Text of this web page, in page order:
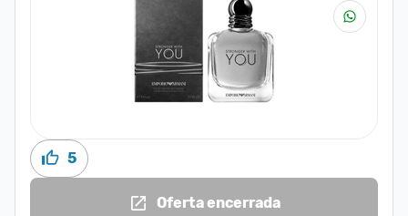
5
Oferta encerrada